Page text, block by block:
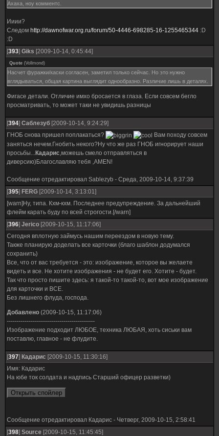
Ахаха, ноу комментс.
Ииии?
Следом http://dawnofwar.org.ru/forum/50-4446-698285-16-1255465344 :D
:D
[393] Giks [2009-10-14, 0:45:44]
Quote (Vollmond)
Насчет фуражки/каски согласен, заметил только сейчас. Но это нужно
вглядываться, общая картина выглядит однообразно. Различие лишь в деталях.
Фигасе детали. Отличие имхо бросается в глаза. Если совсем бегло
просматривать, то может таки не увидишь разницы
[394] Саблезуб [2009-10-14, 9:24:29]
ГНОБ снова пришел поплакаться?
Вам походу совсем
заняться нечем.Гнобить некого?Ну что же раз ГНОБ игнорирует наши
просьбы...Кадарис,можешь смело отправляться в
диверсию)Благославляю тебя ,AMEN!
Сообщение отредактировал Sablezyb - Среда, 2009-10-14, 9:37:39
[395] FERG [2009-10-14, 3:13:01]
[warn]Ну, типа. Кхм-кхм. Последнее предупреждение. За дальнейший
флейм карать буду по всей строгости.[/warn]
[396] Jerico [2009-10-15, 11:17:06]
Сегодня вплотную займусь нашим переездом в новую тему.
Также планирую доделать все карточки (благо шаблон додумался
сохранить)
Все, что от вас требуется - это: изображение, которое вы желаете
видеть и все. Не хотите изображения - не будет его. Хотите - будет.
Так что просто пишите здесь: я такой-то такой-то, вот мое изображение
для карточки и ВСЕ.
Без лишнего флуда, господа.
Добавлено (2009-10-15, 11:17:06)
---------------------------------------------
Изображение подходит ЛЮБОЕ, техника ЛЮБАЯ, хоть сиськи вам
поставлю, главное - не флудите.
[397] Кадарис [2009-10-15, 11:30:16]
Имя: Кадарис
На юбе ток солдата и надпись Старший офицер разветки)
Сообщение отредактировал Кадарис - Четверг, 2009-10-15, 2:58:41
[398] Source [2009-10-15, 11:45:45]